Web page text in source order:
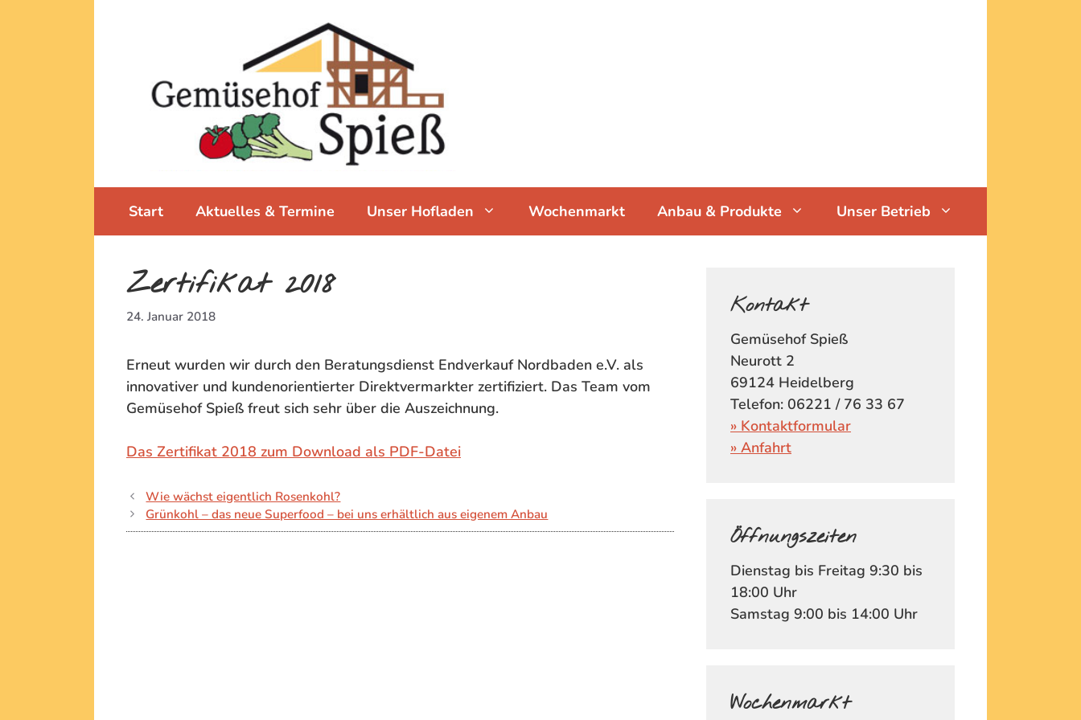
Start Aktuelles & Termine Unser Hofladen Wochenmarkt Anbau & Produkte Unser Betrieb
Zertifikat 2018
24. Januar 2018
Erneut wurden wir durch den Beratungsdienst Endverkauf Nordbaden e.V. als
innovativer und kundenorientierter Direktvermarkter zertifiziert. Das Team vom
Gemüsehof Spieß freut sich sehr über die Auszeichnung.
Das Zertifikat 2018 zum Download als PDF-Datei
Wie wächst eigentlich Rosenkohl?
Grünkohl – das neue Superfood – bei uns erhältlich aus eigenem Anbau
Kontakt
Gemüsehof Spieß
Neurott 2
69124 Heidelberg
Telefon: 06221 / 76 33 67
» Kontaktformular
» Anfahrt
Öffnungszeiten
Dienstag bis Freitag 9:30 bis
18:00 Uhr
Samstag 9:00 bis 14:00 Uhr
Wochenmarkt